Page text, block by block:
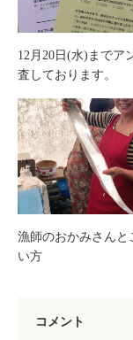
12月20日(水)までア
査しております。
漁師のおかみさんと
い方
コメント